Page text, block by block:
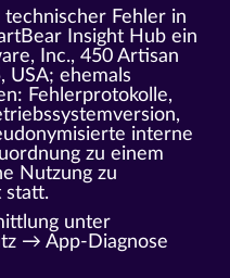
Fehler in
Insight Hub ein
Inc., 450 Artisan
USA; ehemals
Fehlerprotokolle,
interne
zu einem
Nutzung zu
statt.
unter
→ App-Diagnose